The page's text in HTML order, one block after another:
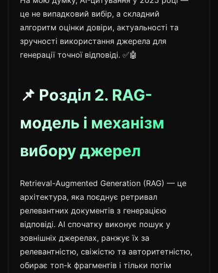
це не випадковий вибір, а складний
алгоритм оцінки довіри, актуальності та
зручності використання джерела для
генерації точної відповіді. ✅🤖
📌 Розділ 2. RAG-
модель і механізм
вибору джерел
Retrieval-Augmented Generation (RAG) — це
архітектура, яка поєднує ретривал
релевантних документів з генерацією
відповіді. AI спочатку виконує пошук у
зовнішніх джерелах, ранжує їх за
релевантністю, свіжістю та авторитетністю,
обирає топ-k фрагментів і тільки потім